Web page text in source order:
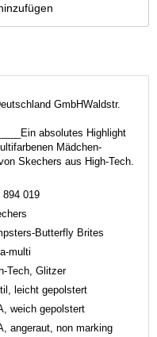
GmbHWaldstr.
absolutes Highlight
Mädchen-
Skechers aus High-Tech.
894 019
Butterfly Brites
multi
Tech, Glitzer
leicht gepolstert
weich gepolstert
angeraut, non marking